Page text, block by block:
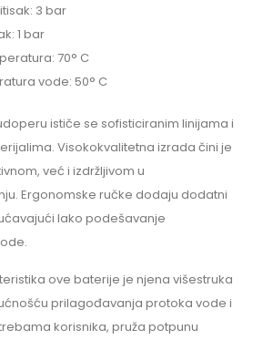
3 bar
1 bar
70° C
vode: 50° C
ističe se sofisticiranim linijama i
Visokokvalitetna izrada čini je
već i izdržljivom u
Ergonomske ručke dodaju dodatni
lako podešavanje
ove baterije je njena višestruka
prilagođavanja protoka vode i
korisnika, pruža potpunu